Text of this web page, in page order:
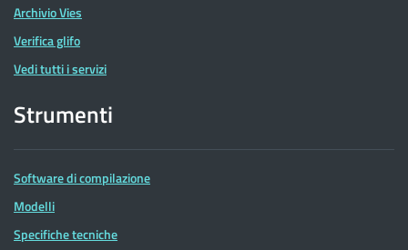
Archivio Vies
Verifica glifo
Vedi tutti i servizi
Strumenti
Software di compilazione
Modelli
Specifiche tecniche